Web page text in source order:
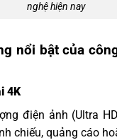
nghệ hiện nay
nổi bật của
4K
điện ảnh (Ultra
chiếu, quảng cáo